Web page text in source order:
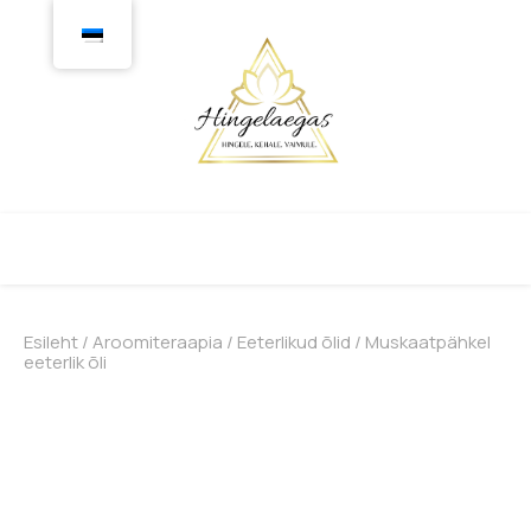
Esileht/Aroomiteraapia / Eeterlikud õlid / Muskaatpähkel
eeterlik õli